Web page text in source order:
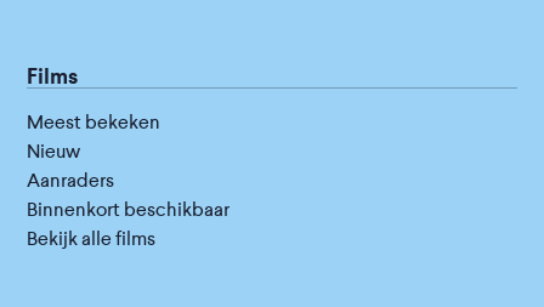
Films
Meest bekeken
Nieuw
Aanraders
Binnenkort beschikbaar
Bekijk alle films